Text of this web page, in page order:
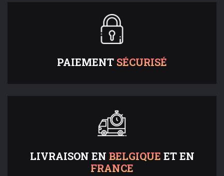
PAIEMENT SÉCURISÉ
LIVRAISON EN BELGIQUE ET EN
FRANCE